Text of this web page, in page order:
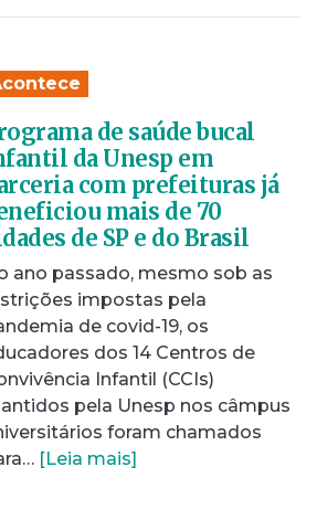
de saúde bucal
da Unesp em
com prefeituras já
mais de 70
de SP e do Brasil
ano passado, mesmo sob as
impostas pela
de covid-19, os
dos 14 Centros de
Infantil (CCIs)
pela Unesp nos câmpus
foram chamados
[Leia mais]